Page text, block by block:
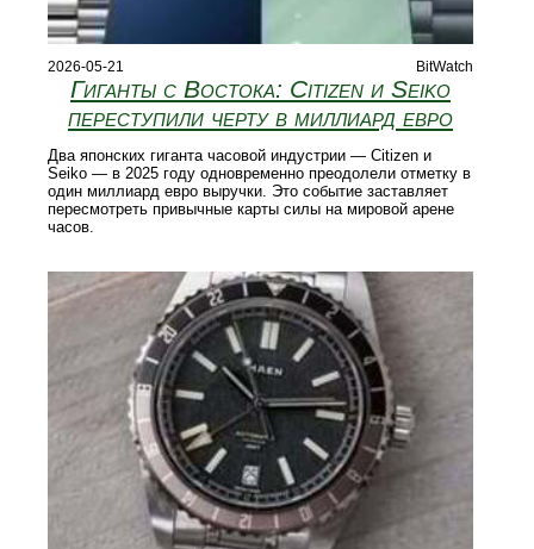
2026-05-21 BitWatch
Гиганты с Востока: Citizen и Seiko
переступили черту в миллиард евро
Два японских гиганта часовой индустрии — Citizen и
Seiko — в 2025 году одновременно преодолели отметку в
один миллиард евро выручки. Это событие заставляет
пересмотреть привычные карты силы на мировой арене
часов.